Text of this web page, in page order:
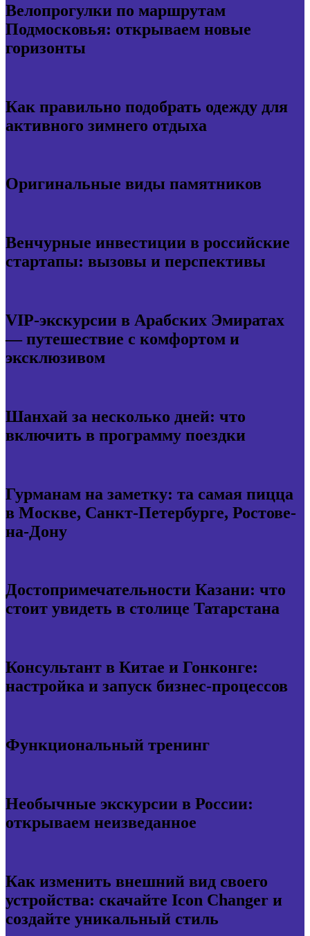
Велопрогулки по маршрутам
Подмосковья: открываем новые
горизонты
Как правильно подобрать одежду для
активного зимнего отдыха
Оригинальные виды памятников
Венчурные инвестиции в российские
стартапы: вызовы и перспективы
VIP-экскурсии в Арабских Эмиратах
— путешествие с комфортом и
эксклюзивом
Шанхай за несколько дней: что
включить в программу поездки
Гурманам на заметку: та самая пицца
в Москве, Санкт-Петербурге, Ростове-
на-Дону
Достопримечательности Казани: что
стоит увидеть в столице Татарстана
Консультант в Китае и Гонконге:
настройка и запуск бизнес-процессов
Функциональный тренинг
Необычные экскурсии в России:
открываем неизведанное
Как изменить внешний вид своего
устройства: скачайте Icon Changer и
создайте уникальный стиль